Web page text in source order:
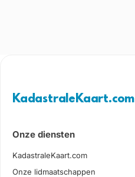
KadastraleKaart.com
Onze diensten
KadastraleKaart.com
Onze lidmaatschappen